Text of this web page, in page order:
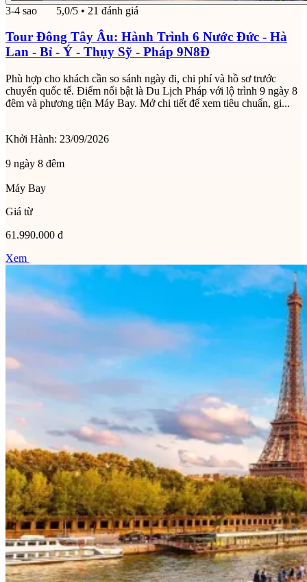
3-4 sao 5,0/5 • 21 đánh giá
Tour Đông Tây Âu: Hành Trình 6 Nước Đức - Hà
Lan - Bỉ - Ý - Thụy Sỹ - Pháp 9N8Đ
Phù hợp cho khách cần so sánh ngày đi, chi phí và hồ sơ trước
chuyến quốc tế. Điểm nổi bật là Du Lịch Pháp với lộ trình 9 ngày 8
đêm và phương tiện Máy Bay. Mở chi tiết để xem tiêu chuẩn, gi...
Khởi Hành: 23/09/2026
9 ngày 8 đêm
Máy Bay
Giá từ
61.990.000 đ
Xem